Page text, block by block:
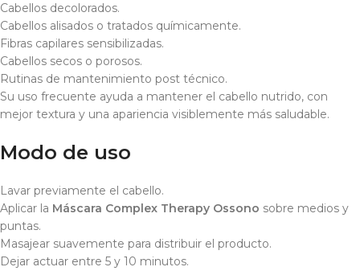
Cabellos decolorados.
Cabellos alisados o tratados químicamente.
Fibras capilares sensibilizadas.
Cabellos secos o porosos.
Rutinas de mantenimiento post técnico.
Su uso frecuente ayuda a mantener el cabello nutrido, con
mejor textura y una apariencia visiblemente más saludable.
Modo de uso
Lavar previamente el cabello.
Aplicar la Máscara Complex Therapy Ossono sobre medios y
puntas.
Masajear suavemente para distribuir el producto.
Dejar actuar entre 5 y 10 minutos.